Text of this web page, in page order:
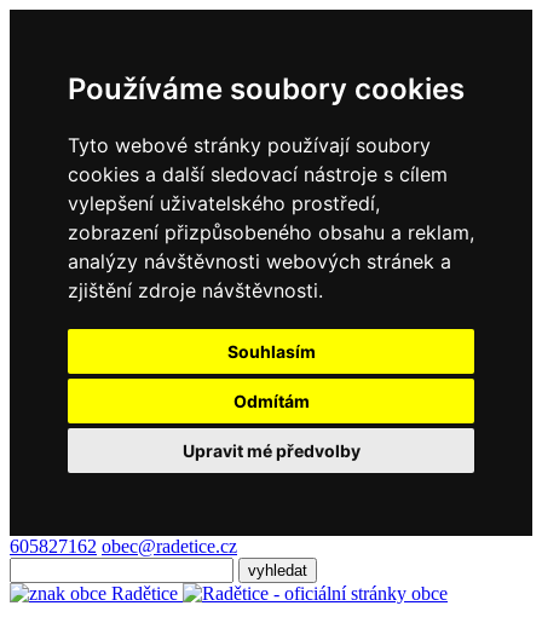
Používáme soubory cookies
Tyto webové stránky používají soubory
cookies a další sledovací nástroje s cílem
vylepšení uživatelského prostředí,
zobrazení přizpůsobeného obsahu a reklam,
analýzy návštěvnosti webových stránek a
zjištění zdroje návštěvnosti.
Souhlasím
Odmítám
Upravit mé předvolby
605827162 obec@radetice.cz